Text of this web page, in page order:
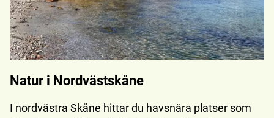
Natur i Nordvästskåne
I nordvästra Skåne hittar du havsnära platser som